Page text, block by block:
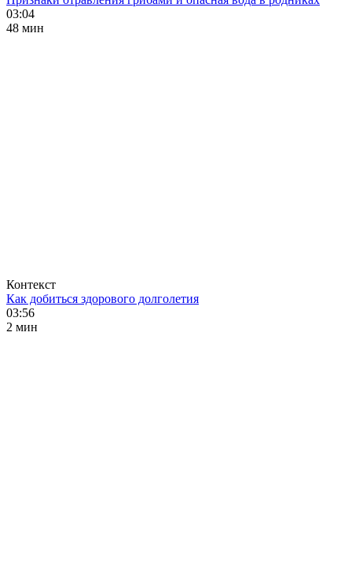
03:04
48 мин
Контекст
Как добиться здорового долголетия
03:56
2 мин